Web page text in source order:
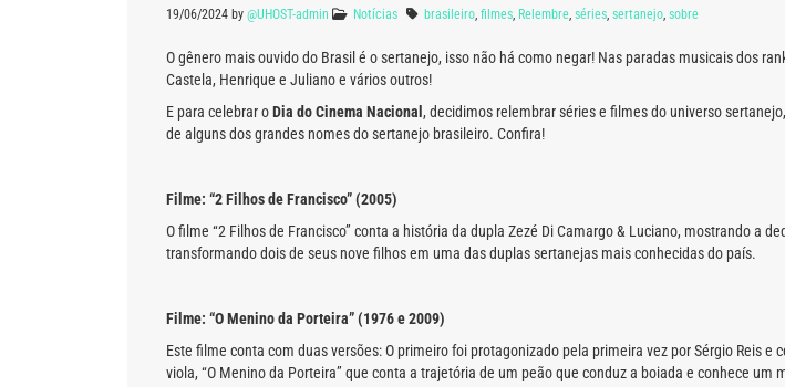
19/06/2024 by @UHOST-admin Notícias brasileiro filmes Relembre séries sertanejo sobre
O gênero mais ouvido do Brasil é o sertanejo, isso não há como negar! Nas paradas musicais dos
Castela, Henrique e Juliano e vários outros!
E para celebrar oDia do Cinema Nacional , decidimos relembrar séries e filmes do universo
de alguns dos grandes nomes do sertanejo brasileiro. Confira!
Filme: “2 Filhos de Francisco” (2005)
O filme “2 Filhos de Francisco” conta a história da dupla Zezé Di Camargo & Luciano, mostrando a
transformando dois de seus nove filhos em uma das duplas sertanejas mais conhecidas do país.
Filme: “O Menino da Porteira” (1976 e 2009)
Este filme conta com duas versões: O primeiro foi protagonizado pela primeira vez por Sérgio Reis
viola, “O Menino da Porteira” que conta a trajetória de um peão que conduz a boiada e conhece um